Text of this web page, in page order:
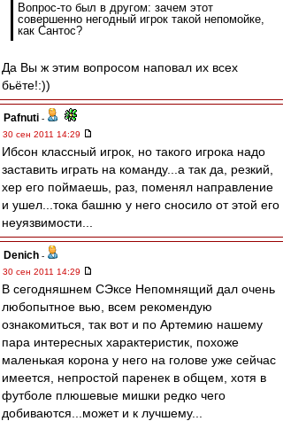
Вопрос-то был в другом: зачем этот
совершенно негодный игрок такой непомойке,
как Сантос?
Да Вы ж этим вопросом наповал их всех
бьёте!:))
Pafnuti -
30 сен 2011 14:29
Ибсон классный игрок, но такого игрока надо
заставить играть на команду...а так да, резкий,
хер его поймаешь, раз, поменял направление
и ушел...тока башню у него сносило от этой его
неуязвимости...
Denich -
30 сен 2011 14:29
В сегодняшнем СЭксе Непомнящий дал очень
любопытное вью, всем рекомендую
ознакомиться, так вот и по Артемию нашему
пара интересных характеристик, похоже
маленькая корона у него на голове уже сейчас
имеется, непростой паренек в общем, хотя в
футболе плюшевые мишки редко чего
добиваются...может и к лучшему...